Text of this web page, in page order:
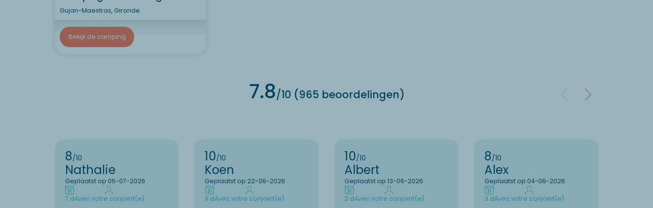
Gujan-Maestras, Gironde
Bekijk de camping
7.8/10 (965 beoordelingen)
8/10
Nathalie
Geplaatst op 05-07-2026
7 dAvec votre conjoint(e)
10/10
Koen
Geplaatst op 22-06-2026
9 dAvec votre conjoint(e)
10/10
Albert
Geplaatst op 13-06-2026
2 dAvec votre conjoint(e)
8/10
Alex
Geplaatst op 04-06-2026
3 dAvec votre conjoint(e)